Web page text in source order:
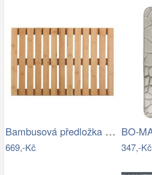
Bambusová předložka WENKO
669,-Kč 347,-Kč